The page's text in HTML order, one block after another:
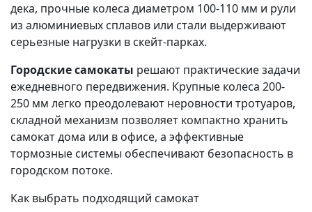
дека, прочные колеса диаметром 100-110 мм и рули
из алюминиевых сплавов или стали выдерживают
серьезные нагрузки в скейт-парках.
Городские самокаты решают практические задачи
ежедневного передвижения. Крупные колеса 200-
250 мм легко преодолевают неровности тротуаров,
складной механизм позволяет компактно хранить
самокат дома или в офисе, а эффективные
тормозные системы обеспечивают безопасность в
городском потоке.
Как выбрать подходящий самокат